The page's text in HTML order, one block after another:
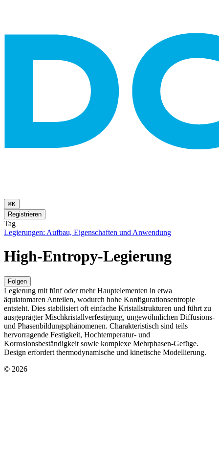
⌘K
Registrieren
Tag
Legierungen: Aufbau, Eigenschaften und Anwendung
High-Entropy-Legierung
Folgen
Legierung mit fünf oder mehr Hauptelementen in etwa
äquiatomaren Anteilen, wodurch hohe Konfigurationsentropie
entsteht. Dies stabilisiert oft einfache Kristallstrukturen und führt zu
ausgeprägter Mischkristallverfestigung, ungewöhnlichen Diffusions-
und Phasenbildungsphänomenen. Charakteristisch sind teils
hervorragende Festigkeit, Hochtemperatur- und
Korrosionsbeständigkeit sowie komplexe Mehrphasen-Gefüge.
Design erfordert thermodynamische und kinetische Modellierung.
© 2026